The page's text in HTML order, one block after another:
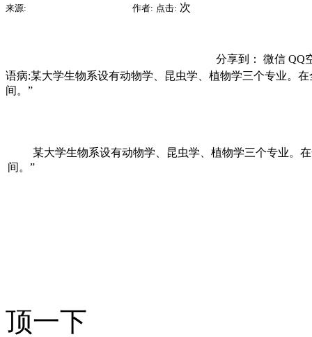
来源: 作者: 点击: 次
分享到： 微信 QQ
语病:某大学生物系设有动物学、昆虫学、植物学三个专业。
间。”
某大学生物系设有动物学、昆虫学、植物学三个专业。在
间。”
顶一下